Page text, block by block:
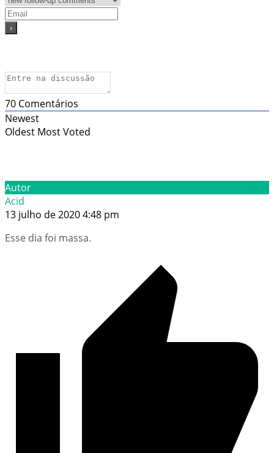
70 Comentários
Newest
Oldest Most Voted
Autor
Acid
13 julho de 2020 4:48 pm
Esse dia foi massa.